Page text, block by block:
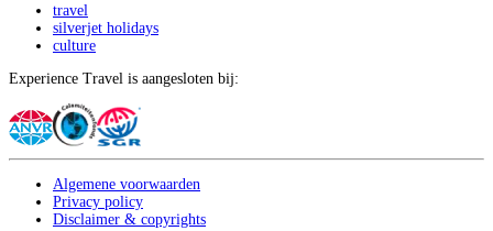
travel
silverjet holidays
culture
Experience Travel is aangesloten bij:
Algemene voorwaarden
Privacy policy
Disclaimer & copyrights